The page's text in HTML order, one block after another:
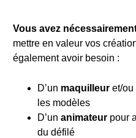
Vous avez
mettre en valeur vos
également avoir besoin :
D’un maquilleur et/ou
les modèles
D’un animateur pour
du défilé